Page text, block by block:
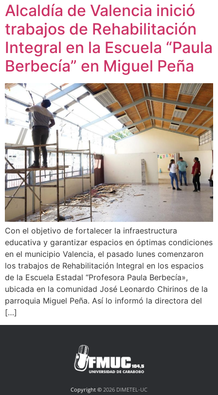
Alcaldía de Valencia inició
trabajos de Rehabilitación
Integral en la Escuela “Paula
Berbecía” en Miguel Peña
Con el objetivo de fortalecer la infraestructura
educativa y garantizar espacios en óptimas condiciones
en el municipio Valencia, el pasado lunes comenzaron
los trabajos de Rehabilitación Integral en los espacios
de la Escuela Estadal “Profesora Paula Berbecía»,
ubicada en la comunidad José Leonardo Chirinos de la
parroquia Miguel Peña. Así lo informó la directora del
[…]
Copyright © 2026 DIMETEL-UC